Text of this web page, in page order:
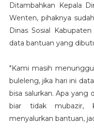
Ditambahkan Kepala
Wenten, pihaknya
Dinas Sosial
data bantuan yang
"Kami masih
buleleng, jika hari ini
bisa salurkan. Apa yang
biar tidak mubazir,
menyalurkan bantuan,